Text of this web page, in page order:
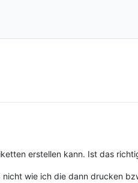
erstellen kann. Ist das
wie ich die dann drucken